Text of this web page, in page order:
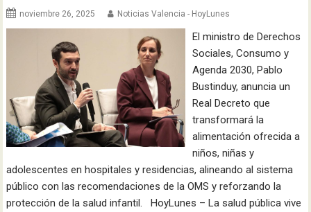
noviembre 26, 2025 Noticias Valencia - HoyLunes
El ministro de Derechos
Sociales, Consumo y
Agenda 2030, Pablo
Bustinduy, anuncia un
Real Decreto que
transformará la
alimentación ofrecida a
niños, niñas y
adolescentes en hospitales y residencias, alineando al sistema
público con las recomendaciones de la OMS y reforzando la
protección de la salud infantil. HoyLunes – La salud pública vive